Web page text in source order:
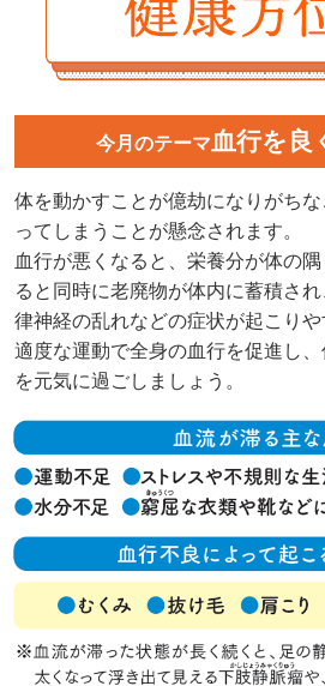
今月のテーマ 血行を良
体を動かすことが億劫になりがち
ってしまうことが懸念されます。
血行が悪くなると、栄養分が体の
ると同時に老廃物が体内に蓄積さ
律神経の乱れなどの症状が起こりや
適度な運動で全身の血行を促進し
を元気に過ごしましょう。